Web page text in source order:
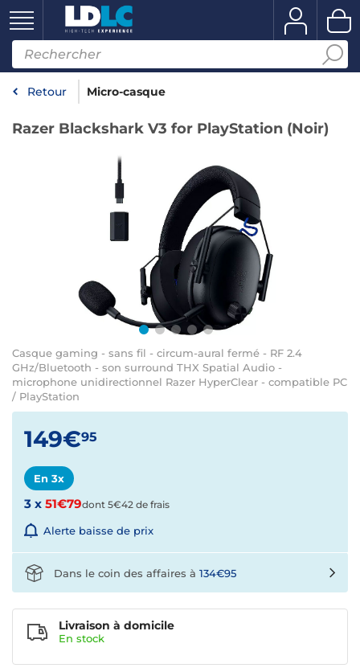
Retour Micro-casque
Razer Blackshark V3 for PlayStation (Noir)
Casque gaming - sans fil - circum-aural fermé - RF 2.4
GHz/Bluetooth - son surround THX Spatial Audio -
microphone unidirectionnel Razer HyperClear - compatible PC
/ PlayStation
149€95
En 3x
3 x 51€79dont 5€42 de frais
Alerte baisse de prix
Livraison à domicile
En stock
Dans le coin des affaires à 134€95